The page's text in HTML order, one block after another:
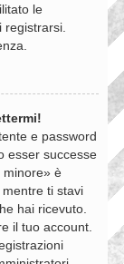
le
e password
esser successe
minore» è
mentre ti stavi
hai ricevuto.
il tuo account.